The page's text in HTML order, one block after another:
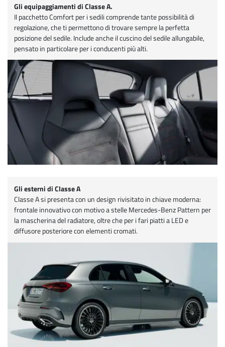
Gli equipaggiamenti di Classe A.
Il pacchetto Comfort per i sedili comprende tante possibilità di
regolazione, che ti permettono di trovare sempre la perfetta
posizione del sedile. Include anche il cuscino del sedile allungabile,
pensato in particolare per i conducenti più alti.
Gli esterni di Classe A
Classe A si presenta con un design rivisitato in chiave moderna:
frontale innovativo con motivo a stelle Mercedes-Benz Pattern per
la mascherina del radiatore, oltre che per i fari piatti a LED e
diffusore posteriore con elementi cromati.